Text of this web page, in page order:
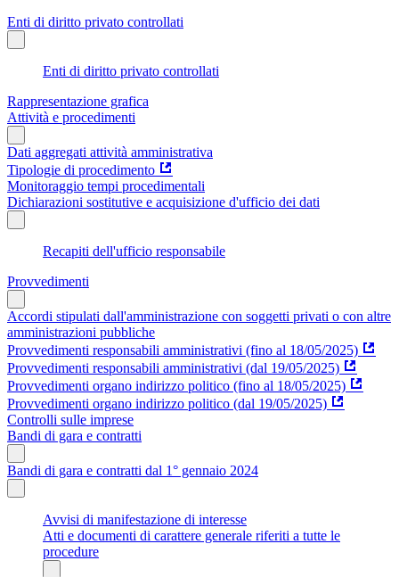
Enti di diritto privato controllati
Enti di diritto privato controllati
Rappresentazione grafica
Attività e procedimenti
Dati aggregati attività amministrativa
Tipologie di procedimento
Monitoraggio tempi procedimentali
Dichiarazioni sostitutive e acquisizione d'ufficio dei dati
Recapiti dell'ufficio responsabile
Provvedimenti
Accordi stipulati dall'amministrazione con soggetti privati o con altre
amministrazioni pubbliche
Provvedimenti responsabili amministrativi (fino al 18/05/2025)
Provvedimenti responsabili amministrativi (dal 19/05/2025)
Provvedimenti organo indirizzo politico (fino al 18/05/2025)
Provvedimenti organo indirizzo politico (dal 19/05/2025)
Controlli sulle imprese
Bandi di gara e contratti
Bandi di gara e contratti dal 1° gennaio 2024
Avvisi di manifestazione di interesse
Atti e documenti di carattere generale riferiti a tutte le
procedure